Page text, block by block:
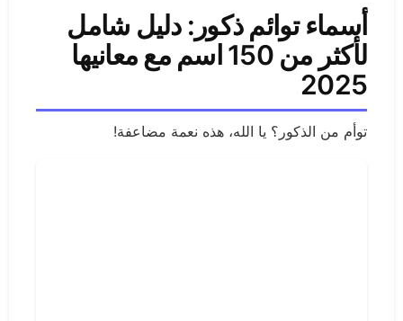
أسماء توائم ذكور: دليل شامل
لأكثر من 150 اسم مع معانيها
2025
توأم من الذكور؟ يا الله، هذه نعمة مضاعفة!